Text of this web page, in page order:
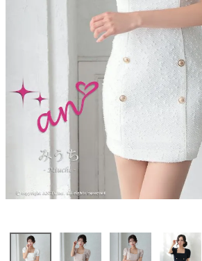
GLAMOROUS
JENNNY
浴衣